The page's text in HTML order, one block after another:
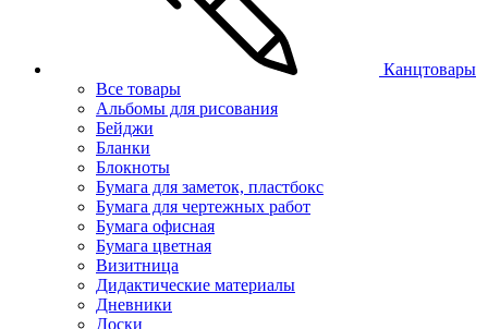
Канцтовары
Все товары
Альбомы для рисования
Бейджи
Бланки
Блокноты
Бумага для заметок, пластбокс
Бумага для чертежных работ
Бумага офисная
Бумага цветная
Визитница
Дидактические материалы
Дневники
Доски